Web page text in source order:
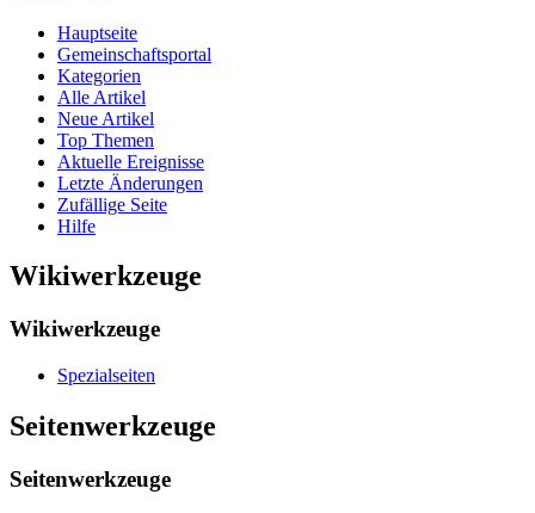
Hauptseite
Gemeinschaftsportal
Kategorien
Alle Artikel
Neue Artikel
Top Themen
Aktuelle Ereignisse
Letzte Änderungen
Zufällige Seite
Hilfe
Wikiwerkzeuge
Wikiwerkzeuge
Spezialseiten
Seitenwerkzeuge
Seitenwerkzeuge